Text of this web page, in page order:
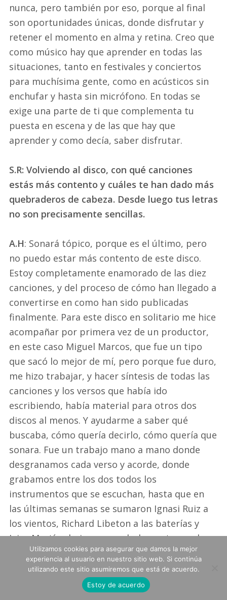
nunca, pero también por eso, porque al final
son oportunidades únicas, donde disfrutar y
retener el momento en alma y retina. Creo que
como músico hay que aprender en todas las
situaciones, tanto en festivales y conciertos
para muchísima gente, como en acústicos sin
enchufar y hasta sin micrófono. En todas se
exige una parte de ti que complementa tu
puesta en escena y de las que hay que
aprender y como decía, saber disfrutar.
S.R: Volviendo al disco, con qué canciones
estás más contento y cuáles te han dado más
quebraderos de cabeza. Desde luego tus letras
no son precisamente sencillas.
A.H: Sonará tópico, porque es el último, pero
no puedo estar más contento de este disco.
Estoy completamente enamorado de las diez
canciones, y del proceso de cómo han llegado a
convertirse en como han sido publicadas
finalmente. Para este disco en solitario me hice
acompañar por primera vez de un productor,
en este caso Miguel Marcos, que fue un tipo
que sacó lo mejor de mí, pero porque fue duro,
me hizo trabajar, y hacer síntesis de todas las
canciones y los versos que había ido
escribiendo, había material para otros dos
discos al menos. Y ayudarme a saber qué
buscaba, cómo quería decirlo, cómo quería que
sonara. Fue un trabajo mano a mano donde
desgranamos cada verso y acorde, donde
grabamos entre los dos todos los
instrumentos que se escuchan, hasta que en
las últimas semanas se sumaron Ignasi Ruiz a
los vientos, Richard Libeton a las baterías y
Jairo Martín al piano para darle ese toque de
cera y pintura a la obra para que brillara y
sonara perfecta. Pero este proceso, que ha
sido precioso, y por supuesto duro a veces, ha
Utilizamos cookies para asegurar que damos la mejor
experiencia al usuario en nuestro sitio web. Si continúa
utilizando este sitio asumiremos que está de acuerdo.
Estoy de acuerdo